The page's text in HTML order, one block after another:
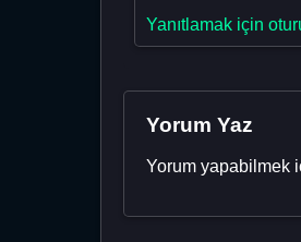
Yanıtlamak için
Yorum Yaz
Yorum yapabilmek